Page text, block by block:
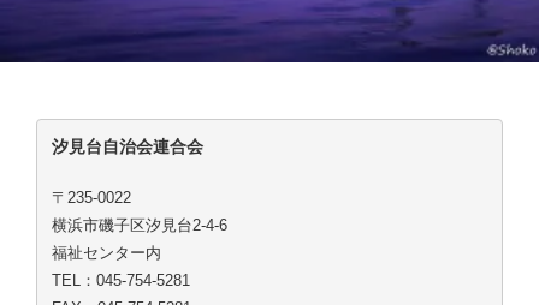
汐見台自治会連合会
〒235-0022
横浜市磯子区汐見台2-4-6
福祉センター内
TEL：045-754-5281